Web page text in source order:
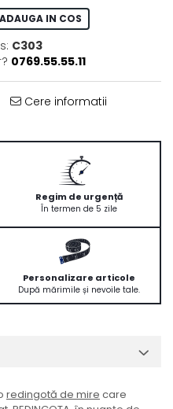
ADAUGA IN COS
C303
0769.55.55.11
Cere informatii
Regim de urgență
În termen de 5 zile
Personalizare articole
După mărimile și nevoile tale.
redingotă de mire care